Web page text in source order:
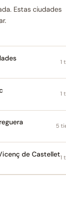
Estas ciudades
1
1
5
de Castellet1